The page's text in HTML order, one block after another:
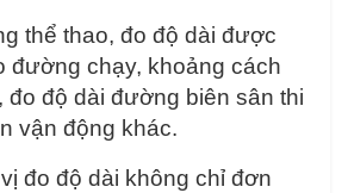
thể thao, đo độ dài được
đường chạy, khoảng cách
đo độ dài đường biên sân thi
vận động khác.
đo độ dài không chỉ đơn